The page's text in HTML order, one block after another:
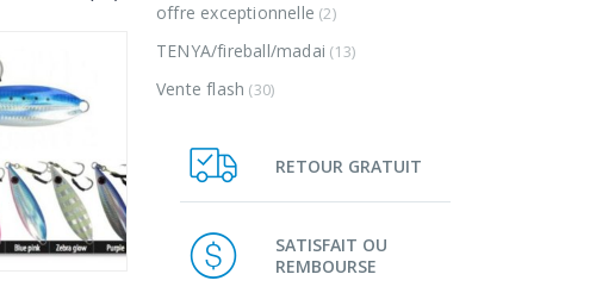
offre exceptionnelle (2)
TENYA/fireball/madai (13)
Vente flash (30)
RETOUR GRATUIT
SATISFAIT OU
REMBOURSE